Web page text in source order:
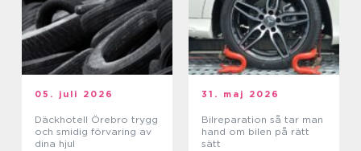
05. juli 2026
Däckhotell Örebro trygg
och smidig förvaring av
dina hjul
31. maj 2026
Bilreparation så tar man
hand om bilen på rätt
sätt